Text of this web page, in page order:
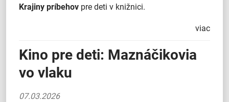
Krajiny príbehov pre deti v knižnici.
viac
Kino pre deti: Maznáčikovia
vo vlaku
07.03.2026